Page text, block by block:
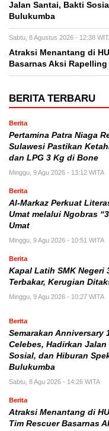
Jalan Santai, Bakti
Bulukumba
Sabtu, 8 Agustus 2026 - 12:38
Atraksi Menantang di
Basarnas Aksi
BERITA TERBARU
Berita
Pertamina Patra Niaga
Sulawesi Pastikan
dan LPG 3 Kg di Bone
Minggu, 9 Agu 2026 - 13:12 WITA
Berita
Al-Markaz Perkuat
Umat melalui Ngobras
Umat
Minggu, 9 Agu 2026 - 10:51 WITA
Berita
Kapal Latih SMK Negeri
Terbakar, Kerugian
Minggu, 9 Agu 2026 - 10:27 WITA
Berita
Semarakan Anniversary
Celebes, Hadirkan
Sosial, dan Hiburan
Bulukumba
Sabtu, 8 Agu 2026 - 14:26 WITA
Berita
Atraksi Menantang di
Tim Rescuer Basarnas